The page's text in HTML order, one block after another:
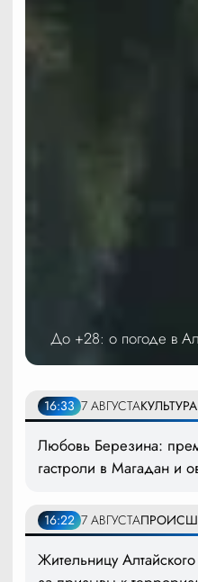
До +28: о погоде в
16:33 7 АВГУСТАКУЛЬТУРА
Любовь Березина:
гастроли в Магадан и
16:22 7 АВГУСТА
Жительницу